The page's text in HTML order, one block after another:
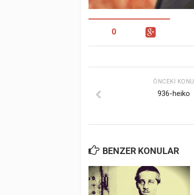
0
ÖNCEKI KONU
936-heiko
BENZER KONULAR